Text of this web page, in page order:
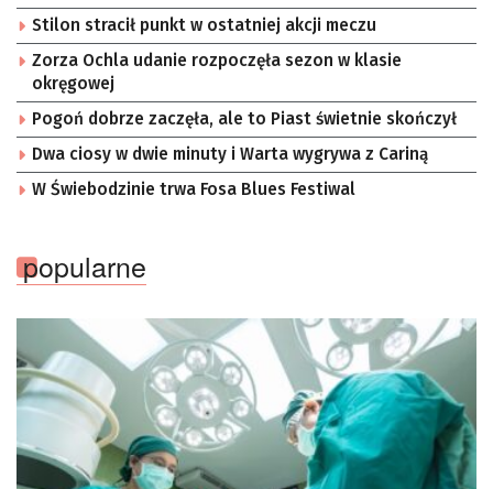
Stilon stracił punkt w ostatniej akcji meczu
Zorza Ochla udanie rozpoczęła sezon w klasie
okręgowej
Pogoń dobrze zaczęła, ale to Piast świetnie skończył
Dwa ciosy w dwie minuty i Warta wygrywa z Cariną
W Świebodzinie trwa Fosa Blues Festiwal
popularne